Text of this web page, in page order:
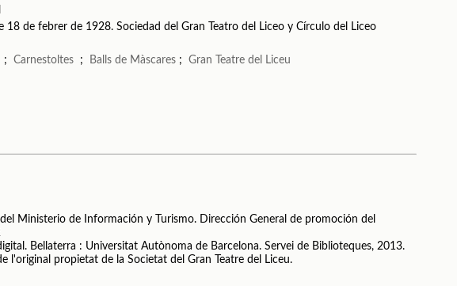
18 de febrer de 1928. Sociedad del Gran Teatro del Liceo y Círculo del Liceo
;Carnestoltes ; Balls de Màscares ;Gran Teatre del Liceu
Ministerio de Información y Turismo. Dirección General de promoción del
Bellaterra : Universitat Autònoma de Barcelona. Servei de Biblioteques, 2013.
l'original propietat de la Societat del Gran Teatre del Liceu.